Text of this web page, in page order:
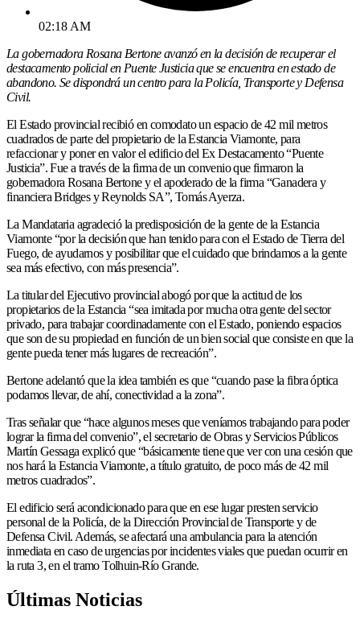
02:18 AM
La gobernadora Rosana Bertone avanzó en la decisión de recuperar el
destacamento policial en Puente Justicia que se encuentra en estado de
abandono. Se dispondrá un centro para la Policía, Transporte y Defensa
Civil.
El Estado provincial recibió en comodato un espacio de 42 mil metros
cuadrados de parte del propietario de la Estancia Viamonte, para
refaccionar y poner en valor el edificio del Ex Destacamento “Puente
Justicia”. Fue a través de la firma de un convenio que firmaron la
gobernadora Rosana Bertone y el apoderado de la firma “Ganadera y
financiera Bridges y Reynolds SA”, Tomás Ayerza.
La Mandataria agradeció la predisposición de la gente de la Estancia
Viamonte “por la decisión que han tenido para con el Estado de Tierra del
Fuego, de ayudarnos y posibilitar que el cuidado que brindamos a la gente
sea más efectivo, con más presencia”.
La titular del Ejecutivo provincial abogó por que la actitud de los
propietarios de la Estancia “sea imitada por mucha otra gente del sector
privado, para trabajar coordinadamente con el Estado, poniendo espacios
que son de su propiedad en función de un bien social que consiste en que la
gente pueda tener más lugares de recreación”.
Bertone adelantó que la idea también es que “cuando pase la fibra óptica
podamos llevar, de ahí, conectividad a la zona”.
Tras señalar que “hace algunos meses que veníamos trabajando para poder
lograr la firma del convenio”, el secretario de Obras y Servicios Públicos
Martín Gessaga explicó que “básicamente tiene que ver con una cesión que
nos hará la Estancia Viamonte, a título gratuito, de poco más de 42 mil
metros cuadrados”.
El edificio será acondicionado para que en ese lugar presten servicio
personal de la Policía, de la Dirección Provincial de Transporte y de
Defensa Civil. Además, se afectará una ambulancia para la atención
inmediata en caso de urgencias por incidentes viales que puedan ocurrir en
la ruta 3, en el tramo Tolhuin-Río Grande.
Últimas Noticias